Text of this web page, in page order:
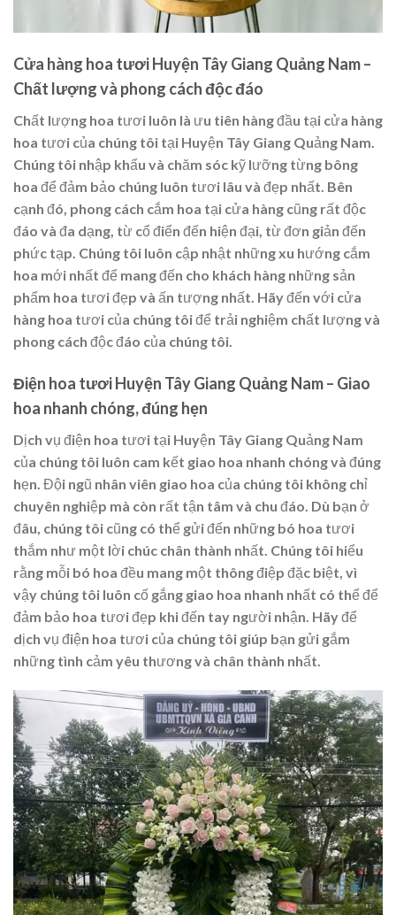
Cửa hàng hoa tươi Huyện Tây Giang Quảng Nam –
Chất lượng và phong cách độc đáo
Chất lượng hoa tươi luôn là ưu tiên hàng đầu tại cửa hàng
hoa tươi của chúng tôi tại Huyện Tây Giang Quảng Nam.
Chúng tôi nhập khẩu và chăm sóc kỹ lưỡng từng bông
hoa để đảm bảo chúng luôn tươi lâu và đẹp nhất. Bên
cạnh đó, phong cách cắm hoa tại cửa hàng cũng rất độc
đáo và đa dạng, từ cổ điển đến hiện đại, từ đơn giản đến
phức tạp. Chúng tôi luôn cập nhật những xu hướng cắm
hoa mới nhất để mang đến cho khách hàng những sản
phẩm hoa tươi đẹp và ấn tượng nhất. Hãy đến với cửa
hàng hoa tươi của chúng tôi để trải nghiệm chất lượng và
phong cách độc đáo của chúng tôi.
Điện hoa tươi Huyện Tây Giang Quảng Nam – Giao
hoa nhanh chóng, đúng hẹn
Dịch vụ điện hoa tươi tại Huyện Tây Giang Quảng Nam
của chúng tôi luôn cam kết giao hoa nhanh chóng và đúng
hẹn. Đội ngũ nhân viên giao hoa của chúng tôi không chỉ
chuyên nghiệp mà còn rất tận tâm và chu đáo. Dù bạn ở
đâu, chúng tôi cũng có thể gửi đến những bó hoa tươi
thắm như một lời chúc chân thành nhất. Chúng tôi hiểu
rằng mỗi bó hoa đều mang một thông điệp đặc biệt, vì
vậy chúng tôi luôn cố gắng giao hoa nhanh nhất có thể để
đảm bảo hoa tươi đẹp khi đến tay người nhận. Hãy để
dịch vụ điện hoa tươi của chúng tôi giúp bạn gửi gắm
những tình cảm yêu thương và chân thành nhất.